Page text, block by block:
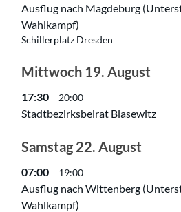
Ausflug nach Magdeburg
Wahlkampf)
Schillerplatz Dresden
Mittwoch 19. August
17:30 – 20:00
Stadtbezirksbeirat Blasewitz
Samstag22. August
07:00 – 19:00
Ausflug nach Wittenberg
Wahlkampf)